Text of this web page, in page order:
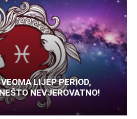
LIJEP PERIOD,
NEVJEROVATNO!